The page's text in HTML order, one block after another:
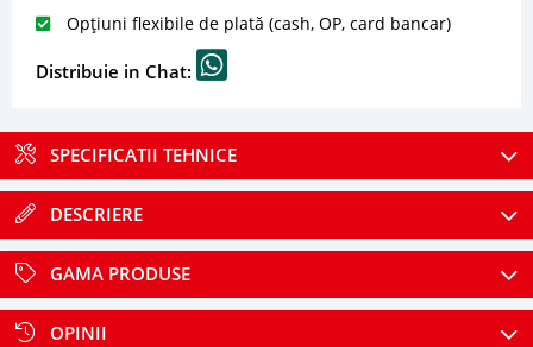
Opțiuni flexibile de plată (cash, OP, card bancar)
Distribuie in Chat:
SPECIFICATII TEHNICE
DESCRIERE
GAMA PRODUSE
OPINII